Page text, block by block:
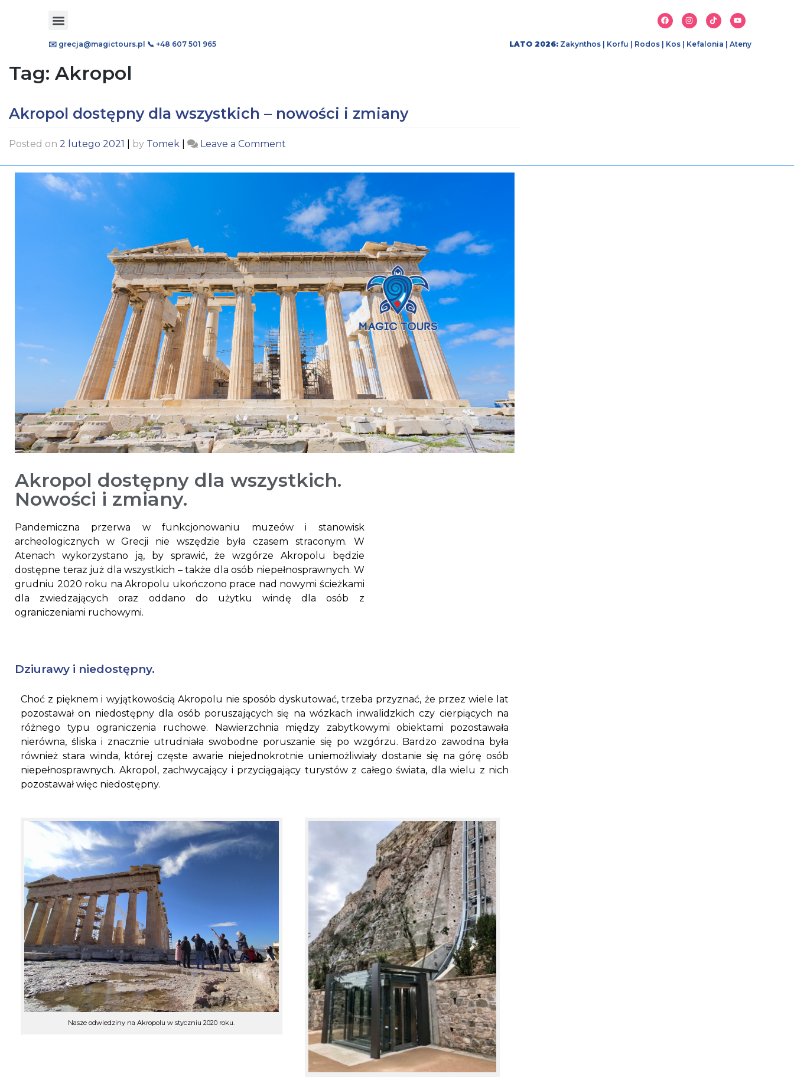
✉️ grecja@magictours.pl 📞 +48 607 501 965 LATO 2026: Zakynthos Korfu Rodos Kos Kefalonia Ateny
Tag: Akropol
Akropol dostępny dla wszystkich – nowości i zmiany
Posted on 2 lutego 2021 by Tomek Leave a Comment
Akropol dostępny dla wszystkich.
Nowości i zmiany.
Pandemiczna przerwa w funkcjonowaniu muzeów i stanowisk
archeologicznych w Grecji nie wszędzie była czasem straconym. W
Atenach wykorzystano ją, by sprawić, że wzgórze Akropolu będzie
dostępne teraz już dla wszystkich – także dla osób niepełnosprawnych. W
grudniu 2020 roku na Akropolu ukończono prace nad nowymi ścieżkami
dla zwiedzających oraz oddano do użytku windę dla osób z
ograniczeniami ruchowymi.
Dziurawy i niedostępny.
Choć z pięknem i wyjątkowością Akropolu nie sposób dyskutować, trzeba przyznać, że przez wiele lat
pozostawał on niedostępny dla osób poruszających się na wózkach inwalidzkich czy cierpiących na
różnego typu ograniczenia ruchowe. Nawierzchnia między zabytkowymi obiektami pozostawała
nierówna, śliska i znacznie utrudniała swobodne poruszanie się po wzgórzu. Bardzo zawodna była
również stara winda, której częste awarie niejednokrotnie uniemożliwiały dostanie się na górę osób
niepełnosprawnych. Akropol, zachwycający i przyciągający turystów z całego świata, dla wielu z nich
pozostawał więc niedostępny.
Nasze odwiedziny na Akropolu w styczniu 2020 roku.